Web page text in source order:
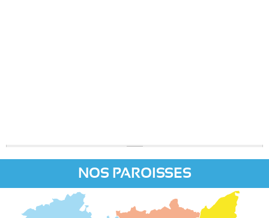
NOS PAROISSES